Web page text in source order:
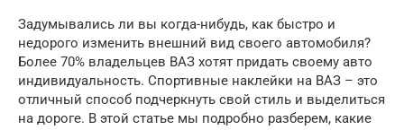
Задумывались ли вы когда-нибудь, как быстро и
недорого изменить внешний вид своего автомобиля?
Более 70% владельцев ВАЗ хотят придать своему авто
индивидуальность. Спортивные наклейки на ВАЗ – это
отличный способ подчеркнуть свой стиль и выделиться
на дороге. В этой статье мы подробно разберем, какие